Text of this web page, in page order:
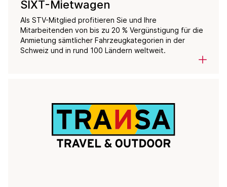
SIXT-Mietwagen
Als STV-Mitglied profitieren Sie und Ihre
Mitarbeitenden von bis zu 20 % Vergünstigung für die
Anmietung sämtlicher Fahrzeugkategorien in der
Schweiz und in rund 100 Ländern weltweit.